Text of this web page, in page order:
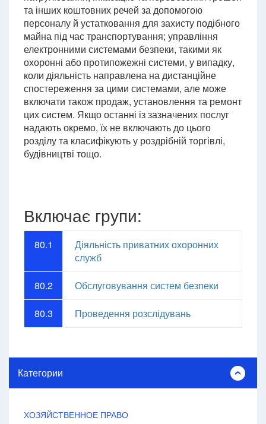
та інших коштовних речей за допомогою
персоналу й устатковання для захисту подібного
майна під час транспортування; управління
електронними системами безпеки, такими як
охоронні або протипожежні системи, у випадку,
коли діяльність направлена на дистанційне
спостереження за цими системами, але може
включати також продаж, установлення та ремонт
цих систем. Якщо останні із зазначених послуг
надають окремо, їх не включають до цього
розділу та класифікують у роздрібній торгівлі,
будівництві тощо.
Включає групи:
80.1
Діяльність приватних охоронних
служб
80.2 Обслуговування систем безпеки
80.3 Проведення розслідувань
Категории
ХОЗЯЙСТВЕННОЕ ПРАВО